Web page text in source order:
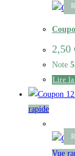
2,50
Note
Lire
rapide
Vue